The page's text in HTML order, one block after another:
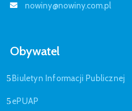
nowiny@nowiny.com.pl
Obywatel
Biuletyn Informacji Publicznej
ePUAP